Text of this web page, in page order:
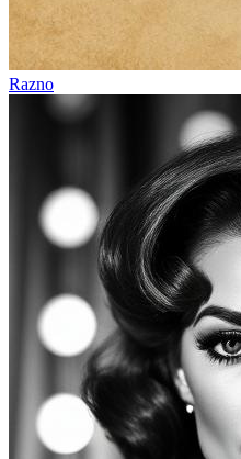
Razno